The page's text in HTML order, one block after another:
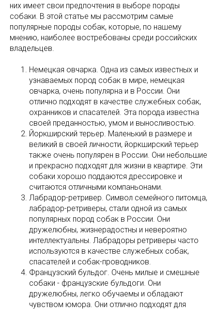
них имеет свои предпочтения в выборе породы
собаки. В этой статье мы рассмотрим самые
популярные породы собак, которые, по нашему
мнению, наиболее востребованы среди российских
владельцев.
Немецкая овчарка. Одна из самых известных и
узнаваемых пород собак в мире, немецкая
овчарка, очень популярна и в России. Они
отлично подходят в качестве служебных собак,
охранников и спасателей. Эта порода известна
своей преданностью, умом и выносливостью.
Йоркширский терьер. Маленький в размере и
великий в своей личности, йоркширский терьер
также очень популярен в России. Они небольшие
и прекрасно подходят для жизни в квартире. Эти
собаки хорошо поддаются дрессировке и
считаются отличными компаньонами.
Лабрадор-ретривер. Символ семейного питомца,
лабрадор-ретриверы, стали одной из самых
популярных пород собак в России. Они
дружелюбны, жизнерадостны и невероятно
интеллектуальны. Лабрадоры ретриверы часто
используются в качестве служебных собак,
спасателей и собак-проводников.
Французский бульдог. Очень милые и смешные
собаки - французские бульдоги. Они
дружелюбны, легко обучаемы и обладают
чувством юмора. Они отлично подходят для